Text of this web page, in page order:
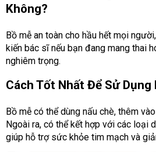
Không?
Bồ mễ an toàn cho hầu hết mọi
kiến bác sĩ nếu bạn đang mang thai
nghiêm trọng.
Cách Tốt Nhất Để Sử Dụng
Bồ mễ có thể dùng nấu chè, thêm
Ngoài ra, có thể kết hợp với các loại
giúp hỗ trợ sức khỏe tim mạch và